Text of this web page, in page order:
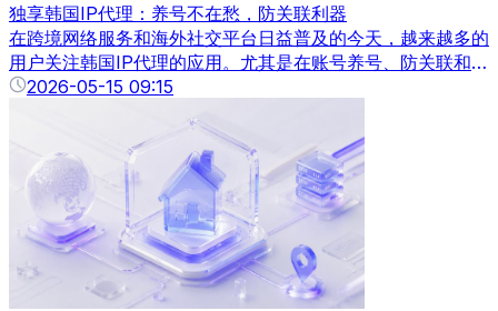
独享韩国IP代理：养号不在愁，防关联利器
在跨境网络服务和海外社交平台日益普及的今天，越来越多的
用户关注韩国IP代理的应用。尤其是在账号养号、防关联和跨
境电商运营中，选择独享韩国IP代理已成为提升账号安全性和
用场景以及选择技巧，帮助你安全高效地使用韩国IP。
2026-05-15 09:15